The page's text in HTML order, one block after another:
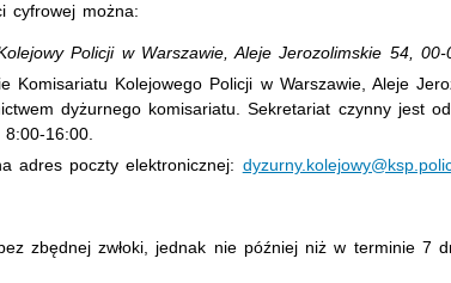
cyfrowej można:
Policji w Warszawie, Aleje Jerozolimskie 54, 00-
Komisariatu Kolejowego Policji w Warszawie, Aleje
dyżurnego komisariatu. Sekretariat czynny jestod
16:00.
adres poczty elektronicznej:
zbędnej zwłoki, jednak nie później niż w terminie 7